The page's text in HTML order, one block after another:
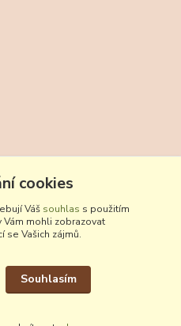
cookies
Váš souhlas s použitím
mohli zobrazovat
se Vašich zájmů.
Souhlasím